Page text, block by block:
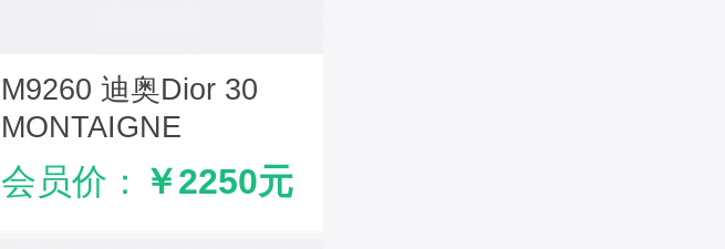
M9260 迪奥Dior 30
MONTAIGNE
AVENUE 手袋 光面牛
皮革 黑色
会员价： ￥2250元